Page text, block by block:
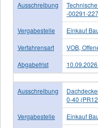
Ausschreibung
-00291-
Vergabestelle
Einkauf
Verfahrensart
VOB,
Abgabefrist
Ausschreibung
0-40
Vergabestelle
Einkauf